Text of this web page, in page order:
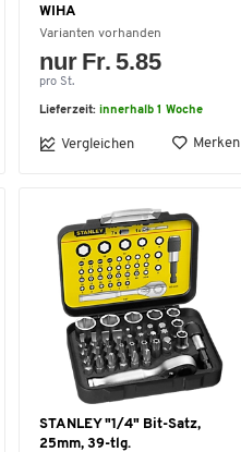
WIHA
Varianten vorhanden
nur Fr. 5.85
pro St.
Lieferzeit: innerhalb 1 Woche
Vergleichen Merken
STANLEY "1/4" Bit-Satz,
25mm, 39-tlg.